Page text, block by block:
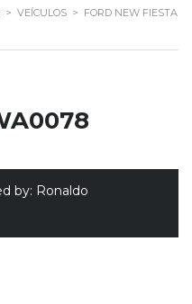
> VEÍCULOS > FORD NEW FIESTA
by: Ronaldo